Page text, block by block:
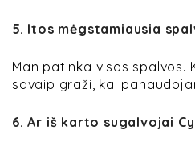
5. Itos mėgstamiausia
Man patinka visos spalvos.
savaip graži, kai
6. Ar iš karto sugalvojai